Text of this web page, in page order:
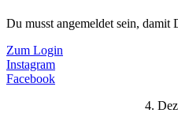
Du musst angemeldet sein, damit
Zum Login
Instagram
Facebook
4.